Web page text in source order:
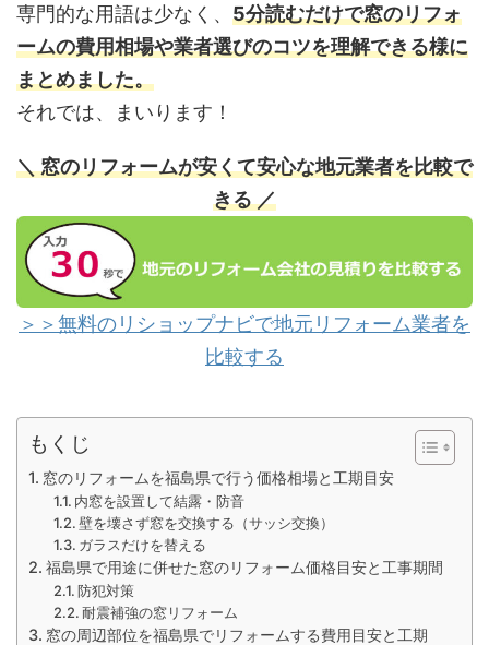
専門的な用語は少なく、 5分読むだけで窓のリフォ
ームの費用相場や業者選びのコツを理解できる様に
まとめました。
それでは、まいります！
＼ 窓のリフォームが安くて安心な地元業者を比較で
きる ／
＞＞無料のリショップナビで地元リフォーム業者を
比較する
もくじ
窓のリフォームを福島県で行う価格相場と工期目安
内窓を設置して結露・防音
壁を壊さず窓を交換する（サッシ交換）
ガラスだけを替える
福島県で用途に併せた窓のリフォーム価格目安と工事期間
防犯対策
耐震補強の窓リフォーム
窓の周辺部位を福島県でリフォームする費用目安と工期